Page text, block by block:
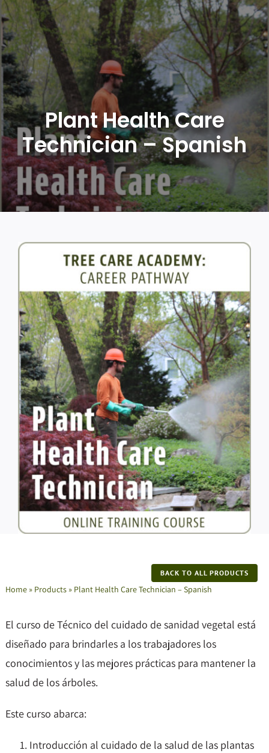
Skip
to
content
Plant Health Care
Technician – Spanish
BACK TO ALL PRODUCTS
Home » Products » Plant Health Care Technician – Spanish
El curso de Técnico del cuidado de sanidad vegetal está
diseñado para brindarles a los trabajadores los
conocimientos y las mejores prácticas para mantener la
salud de los árboles.
Este curso abarca:
Introducción al cuidado de la salud de las plantas